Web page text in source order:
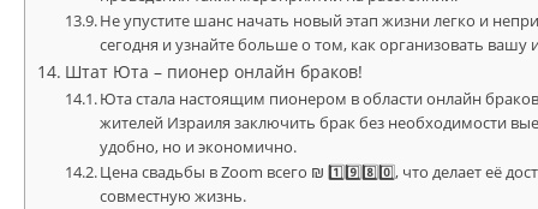
Не упустите шанс начать новый этап жизни легко и
сегодня и узнайте больше о том, как организовать
Штат Юта – пионер онлайн браков!
Юта стала настоящим пионером в области онлайн
жителей Израиля заключить брак без необходимости
удобно, но и экономично.
Цена свадьбы в Zoom всего ₪ 1️⃣9️⃣8️⃣0️⃣, что делает её
совместную жизнь.